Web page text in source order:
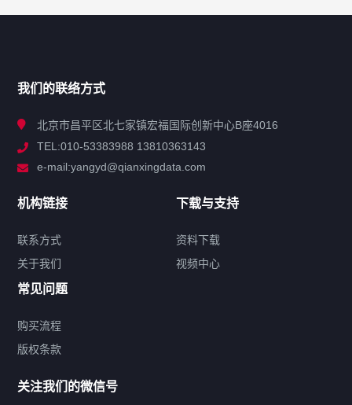
解决方案
联系方式
热门标签
机构链接
我们的联络方式
北京市昌平区北七家镇宏福国际创新中心B座4016
TEL:010-53383988 13810363143
e-mail:yangyd@qianxingdata.com
机构链接
联系方式
关于我们
下载与支持
资料下载
视频中心
常见问题
购买流程
版权条款
关注我们的微信号